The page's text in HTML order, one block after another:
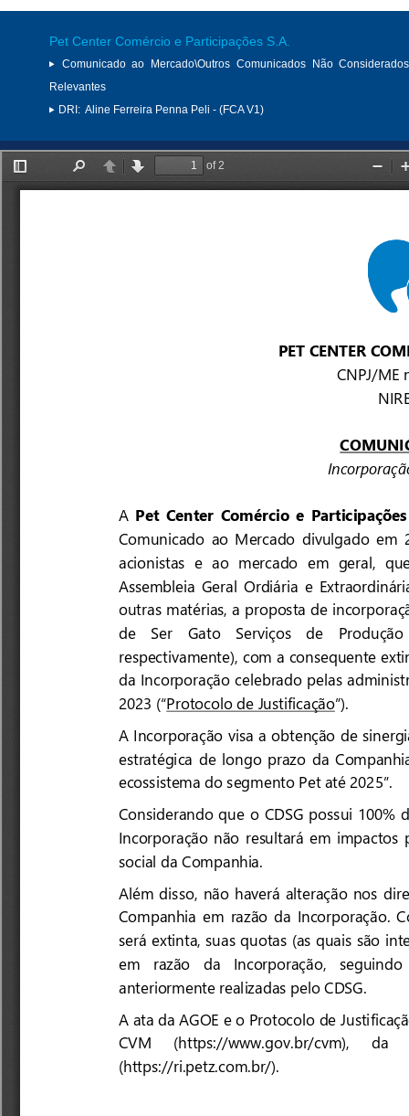
Pet Center Comércio e Participações S.A.
Comunicado ao Mercado\Outros Comunicados Não
Relevantes
DRI: Aline Ferreira Penna Peli - (FCA V1)